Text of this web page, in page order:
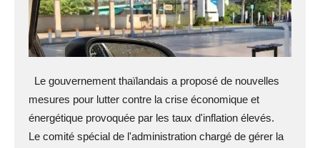
Le gouvernement thaïlandais a proposé de nouvelles
mesures pour lutter contre la crise économique et
énergétique provoquée par les taux d'inflation élevés.
Le comité spécial de l'administration chargé de gérer la